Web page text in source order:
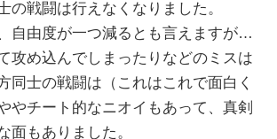
の戦闘は行えなくなりました。
自由度が一つ減るとも言えますが…
攻め込んでしまったりなどのミスは
同士の戦闘は（これはこれで面白く
やチート的なニオイもあって、真剣
面もありました。